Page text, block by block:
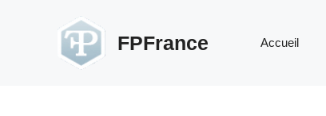
FPFrance Accueil